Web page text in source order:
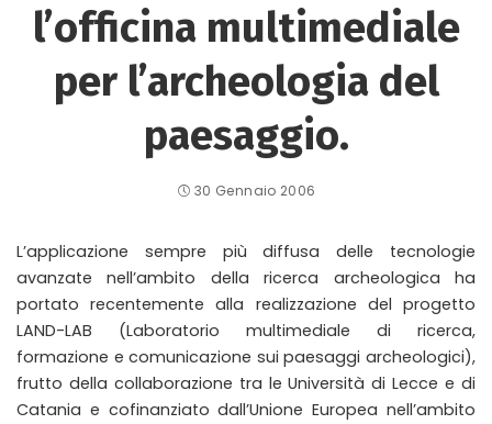
l’officina multimediale
per l’archeologia del
paesaggio.
30 Gennaio 2006
L’applicazione sempre più diffusa delle tecnologie
avanzate nell’ambito della ricerca archeologica ha
portato recentemente alla realizzazione del progetto
LAND-LAB (Laboratorio multimediale di ricerca,
formazione e comunicazione sui paesaggi archeologici),
frutto della collaborazione tra le Università di Lecce e di
Catania e cofinanziato dall’Unione Europea nell’ambito